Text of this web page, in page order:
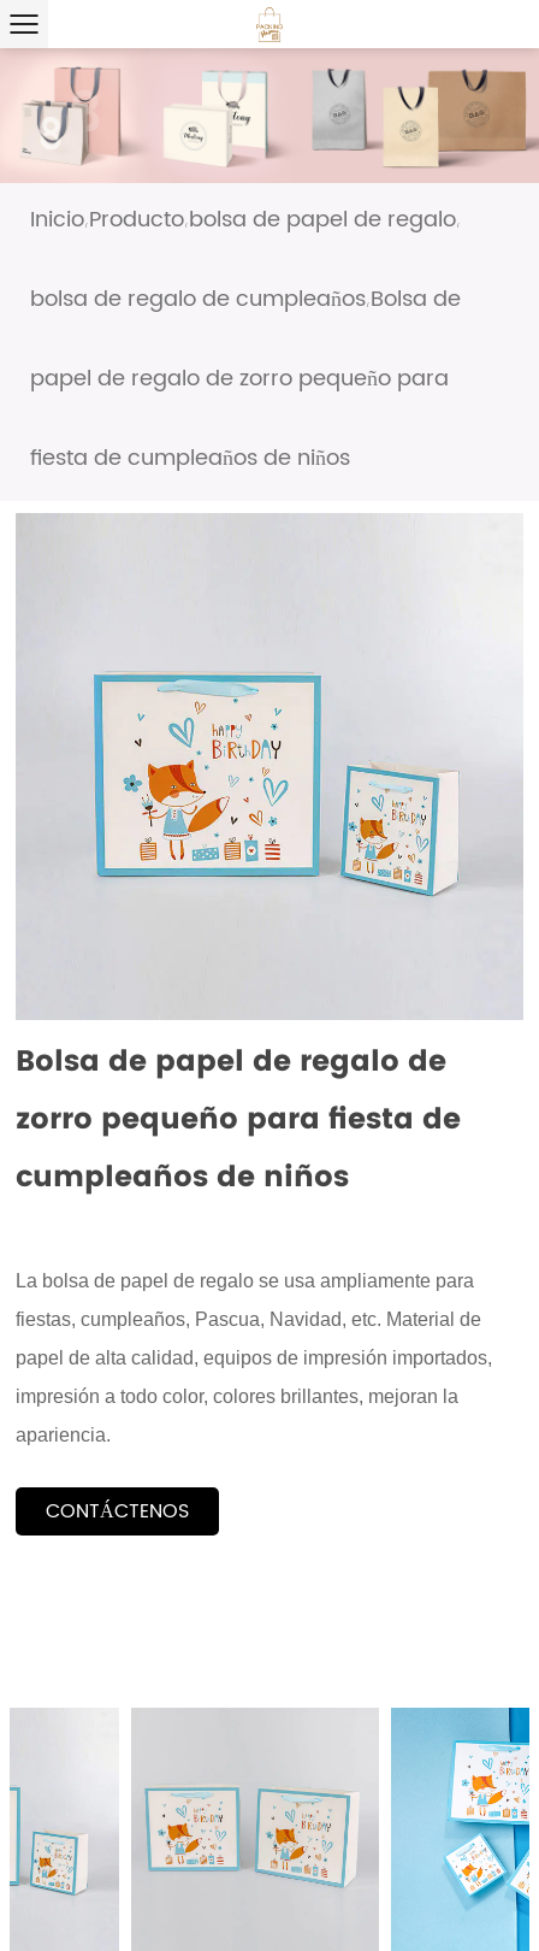
Inicio / Producto / bolsa de papel de regalo /
bolsa de regalo de cumpleaños / Bolsa de
papel de regalo de zorro pequeño para
fiesta de cumpleaños de niños
Bolsa de papel de regalo de
zorro pequeño para fiesta de
cumpleaños de niños
La bolsa de papel de regalo se usa ampliamente para
fiestas, cumpleaños, Pascua, Navidad, etc. Material de
papel de alta calidad, equipos de impresión importados,
impresión a todo color, colores brillantes, mejoran la
apariencia.
CONTÁCTENOS